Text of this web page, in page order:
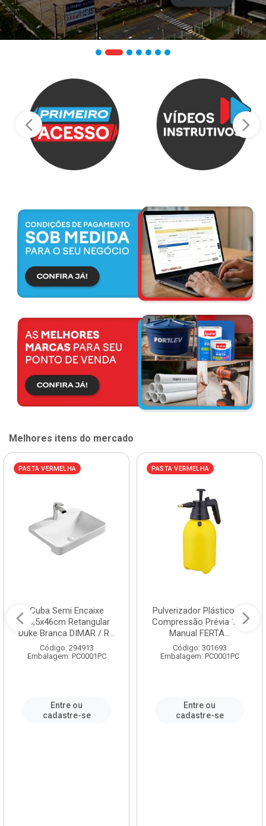
Melhores itens do mercado
PASTA VERMELHA
Cuba Semi Encaixe
58,5x46cm Retangular
Duke Branca DIMAR / R...
Código: 294913
Embalagem: PC0001PC
Entre ou
cadastre-se
PASTA VERMELHA
Pulverizador Plástico de
Compressão Prévia 1,5L
Manual FERTA...
Código: 301693
Embalagem: PC0001PC
Entre ou
cadastre-se